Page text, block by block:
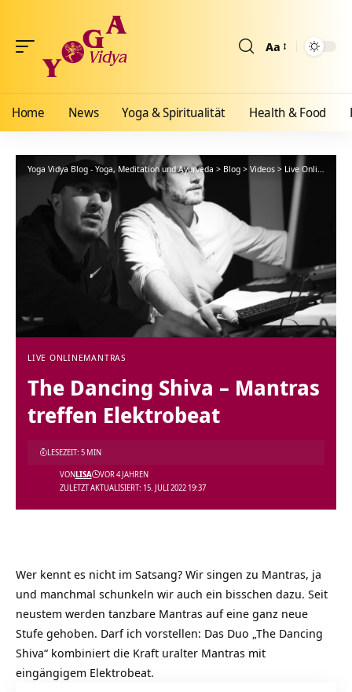
Aa
Home News Yoga & Spiritualität Health & Food
Yoga Vidya Blog - Yoga, Meditation und Ayurveda > Blog > Videos > Live Online
LIVE ONLINEMANTRAS
The Dancing Shiva – Mantras
treffen Elektrobeat
ZULETZT AKTUALISIERT: 15. JULI 2022 19:37
VONLISA VOR 4 JAHREN
LESEZEIT: 5 MIN
Wer kennt es nicht im Satsang? Wir singen zu Mantras, ja
und manchmal schunkeln wir auch ein bisschen dazu. Seit
neustem werden tanzbare Mantras auf eine ganz neue
Stufe gehoben. Darf ich vorstellen: Das Duo „The Dancing
Shiva“ kombiniert die Kraft uralter Mantras mit
eingängigem Elektrobeat.